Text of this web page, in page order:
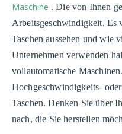
Maschine . Die von Ihnen
Arbeitsgeschwindigkeit. Es
Taschen aussehen und wie
Unternehmen verwenden
vollautomatische
Hochgeschwindigkeits-
Taschen. Denken Sie über
nach, die Sie herstellen